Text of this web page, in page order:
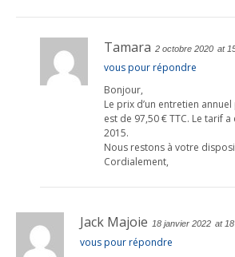
Tamara 2 octobre 2020 at
vous pour répondre
Bonjour,
Le prix d’un entretien
est de 97,50 € TTC. Le tarif
2015.
Nous restons à votre
Cordialement,
Jack Majoie 18 janvier 2022 at
vous pour répondre